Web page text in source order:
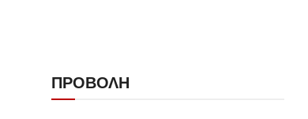
ΠΡΟΒΟΛΗ